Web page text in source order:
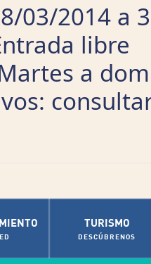
03/2014 a
libre
a
TURISMO
DESCÚBRENOS